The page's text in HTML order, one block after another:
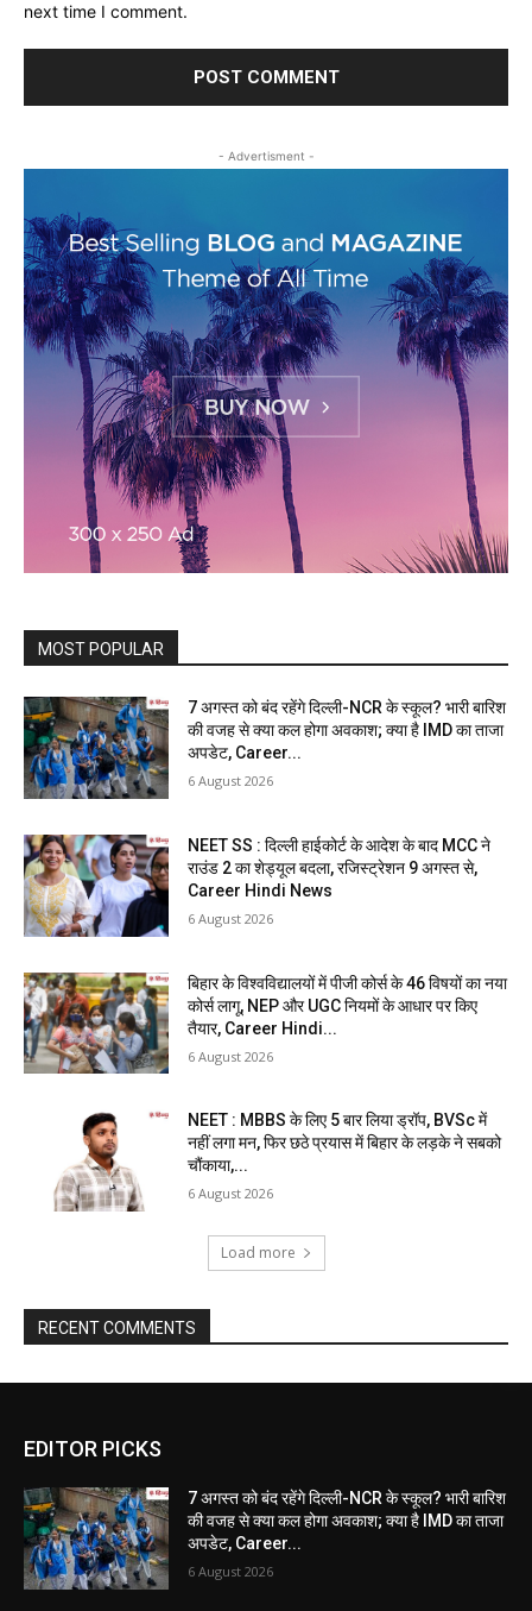
next time I comment.
- Advertisment -
MOST POPULAR
7 अगस्त को बंद रहेंगे दिल्ली-NCR के स्कूल? भारी बारिश
की वजह से क्या कल होगा अवकाश; क्या है IMD का ताजा
अपडेट, Career...
6 August 2026
NEET SS : दिल्ली हाईकोर्ट के आदेश के बाद MCC ने
राउंड 2 का शेड्यूल बदला, रजिस्ट्रेशन 9 अगस्त से,
Career Hindi News
6 August 2026
बिहार के विश्वविद्यालयों में पीजी कोर्स के 46 विषयों का नया
कोर्स लागू, NEP और UGC नियमों के आधार पर किए
तैयार, Career Hindi...
6 August 2026
NEET : MBBS के लिए 5 बार लिया ड्रॉप, BVSc में
नहीं लगा मन, फिर छठे प्रयास में बिहार के लड़के ने सबको
चौंकाया,...
6 August 2026
Load more
RECENT COMMENTS
EDITOR PICKS
7 अगस्त को बंद रहेंगे दिल्ली-NCR के स्कूल? भारी बारिश
की वजह से क्या कल होगा अवकाश; क्या है IMD का ताजा
अपडेट, Career...
6 August 2026